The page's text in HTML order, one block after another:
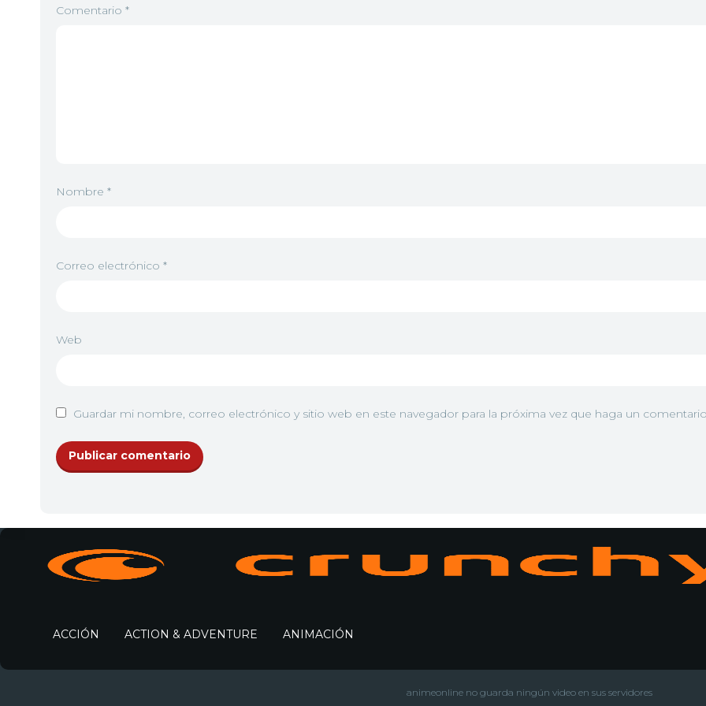
Comentario *
Nombre *
Correo electrónico *
Web
Guardar mi nombre, correo electrónico y sitio web en este navegador para la próxima vez que haga un
ACCIÓN ACTION & ADVENTURE ANIMACIÓN
animeonline no guarda ningún video en sus servidores